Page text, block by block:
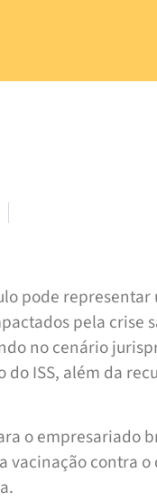
pode
pela crise
no cenário
do ISS, além da
o empresariado
contra